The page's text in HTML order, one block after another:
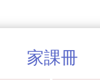
家課冊